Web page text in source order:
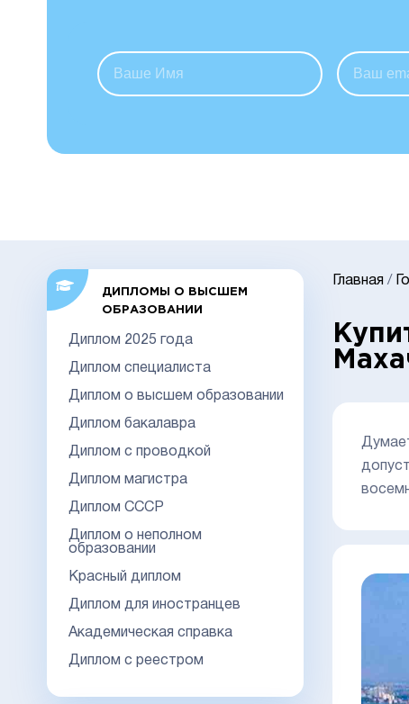
ДИПЛОМЫ О ВЫСШЕМ
ОБРАЗОВАНИИ
Диплом 2025 года
Диплом специалиста
Диплом о высшем образовании
Диплом бакалавра
Диплом с проводкой
Диплом магистра
Диплом СССР
Диплом о неполном
образовании
Красный диплом
Диплом для иностранцев
Академическая справка
Диплом с реестром
Главная /